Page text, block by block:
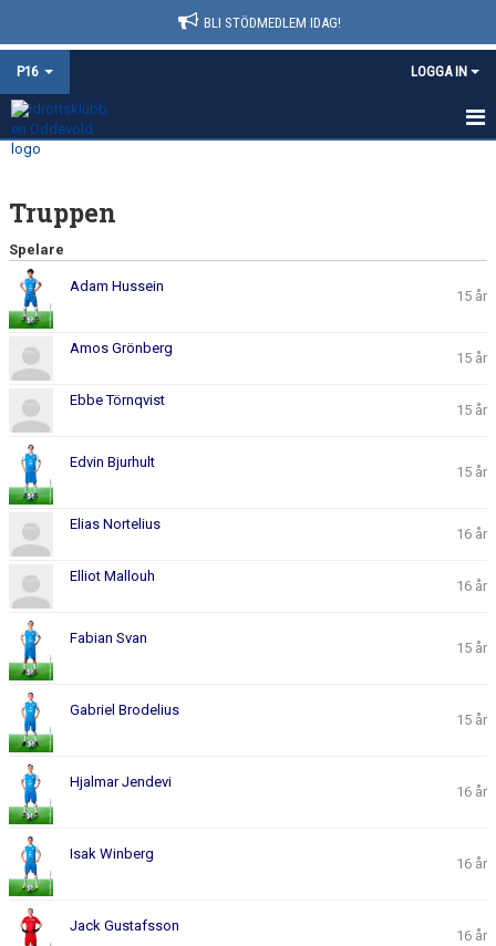
BLI STÖDMEDLEM IDAG!
P16 LOGGA IN
HEM
NYHETER
KALENDER
MATCHER
TRUPPEN
BILDGALLERI
DOKUMENT
KONTAKT
Truppen
Spelare
Adam Hussein
15 år
Amos Grönberg
15 år
Ebbe Törnqvist
15 år
Edvin Bjurhult
15 år
Elias Nortelius
16 år
Elliot Mallouh
16 år
Fabian Svan
15 år
Gabriel Brodelius
15 år
Hjalmar Jendevi
16 år
Isak Winberg
16 år
Jack Gustafsson
16 år